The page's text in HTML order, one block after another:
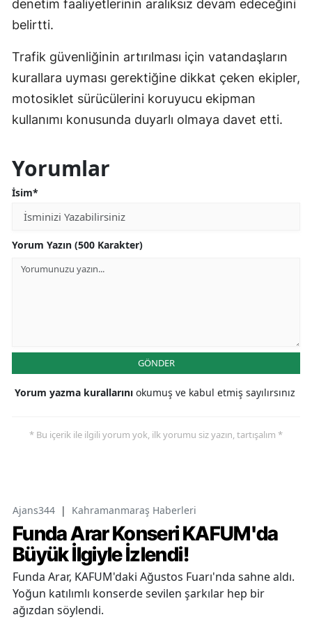
denetim faaliyetlerinin aralıksız devam edeceğini
belirtti.
Trafik güvenliğinin artırılması için vatandaşların
kurallara uyması gerektiğine dikkat çeken ekipler,
motosiklet sürücülerini koruyucu ekipman
kullanımı konusunda duyarlı olmaya davet etti.
Yorumlar
İsim*
Yorum Yazın (500 Karakter)
GÖNDER
Yorum yazma kurallarını okumuş ve kabul etmiş sayılırsınız
* Bu içerik ile ilgili yorum yok, ilk yorumu siz yazın, tartışalım *
Ajans344 | Kahramanmaraş Haberleri
Funda Arar Konseri KAFUM'da
Büyük İlgiyle İzlendi!
Funda Arar, KAFUM'daki Ağustos Fuarı'nda sahne aldı.
Yoğun katılımlı konserde sevilen şarkılar hep bir
ağızdan söylendi.